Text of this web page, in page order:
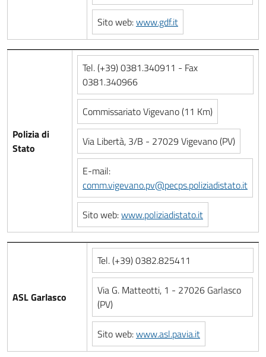
Sito web:www.gdf.it
Polizia di
Stato
Tel. (+39) 0381.340911 - Fax
0381.340966
Commissariato Vigevano (11 Km)
Via Libertà, 3/B - 27029 Vigevano (PV)
E-mail:
comm.vigevano.pv@pecps.poliziadistato.it
Sito web:www.poliziadistato.it
ASL Garlasco
Tel. (+39) 0382.825411
Via G. Matteotti, 1 - 27026 Garlasco
(PV)
Sito web:www.asl.pavia.it